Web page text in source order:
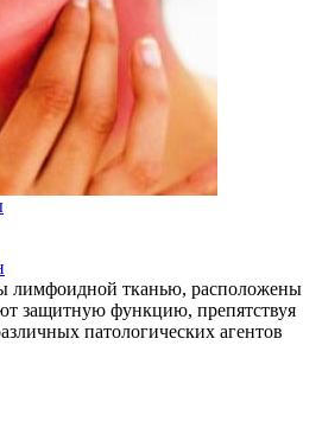
лимфоидной тканью, расположены
защитную функцию, препятствуя
патологических агентов